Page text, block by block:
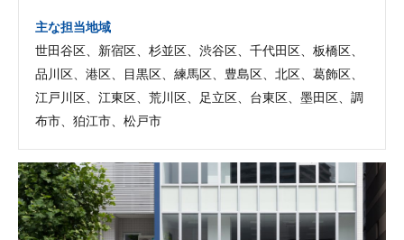
主な担当地域
世田谷区、新宿区、杉並区、渋谷区、千代田区、板橋区、
品川区、港区、目黒区、練馬区、豊島区、北区、葛飾区、
江戸川区、江東区、荒川区、足立区、台東区、墨田区、調
布市、狛江市、松戸市